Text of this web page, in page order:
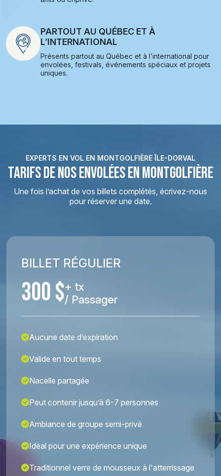
PARTOUT AU QUÉBEC ET À
L’INTERNATIONAL
Présents partout au Québec et à l’international pour
envolées, festivals, événements spéciaux et projets
uniques.
EXPERTS EN VOL EN MONTGOLFIÈRE ÎLE-DORVAL
TARIFS DE NOS ENVOLÉES EN MONTGOLFIÈRE
Une fois l’achat de vos billets complétés, écrivez-nous
pour réserver une date.
BILLET RÉGULIER
300 $+ tx
/ Passager
Aucune date d’expiration
Valide en tout temps
Nacelle partagée
Peut contenir jusqu’à 6-7 personnes
Ambiance de groupe semi-privé
Idéal pour une expérience unique
Traditionnel verre de mousseux à l'atterrissage